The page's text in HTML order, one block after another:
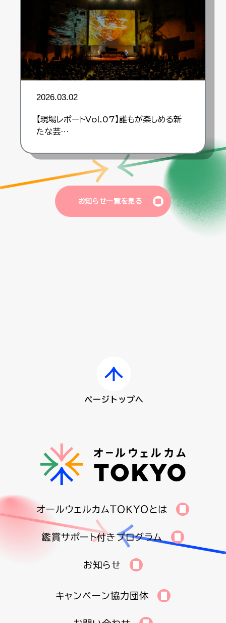
2026.03.02
【現場レポートVol.07】誰もが楽しめる新
たな芸…
お知らせ一覧を見る
オールウェルカムＴＯＫＹＯとは
鑑賞サポート付きプログラム
お知らせ
キャンペーン協力団体